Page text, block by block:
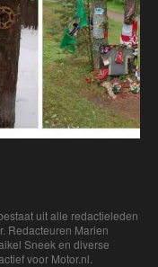
uit alle redactieleden
Redacteuren Marien
Sneek en diverse
voor Motor.nl.